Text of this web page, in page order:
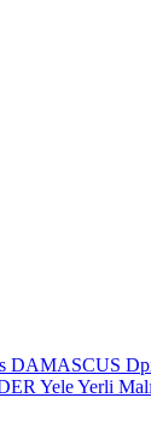
DAMASCUS
YeleYerli